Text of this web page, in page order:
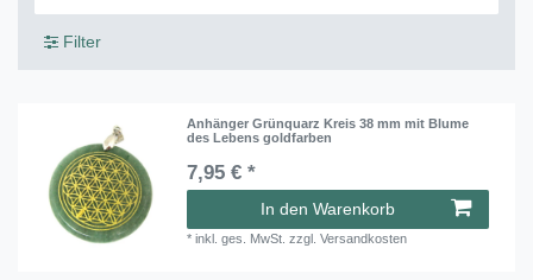
Filter
Anhänger Grünquarz Kreis 38 mm mit Blume
des Lebens goldfarben
7,95 € *
In den Warenkorb
*inkl. ges. MwSt. zzgl.Versandkosten